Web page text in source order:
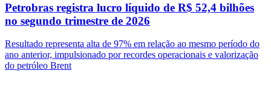
Petrobras registra lucro líquido de R$ 52,4 bilhões
no segundo trimestre de 2026
Resultado representa alta de 97% em relação ao mesmo período do
ano anterior, impulsionado por recordes operacionais e valorização
do petróleo Brent